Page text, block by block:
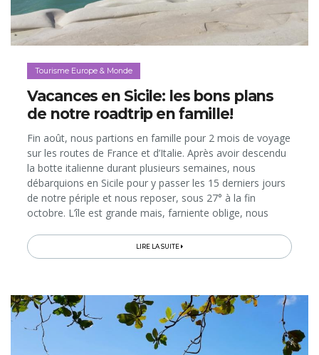
Tourisme Europe & Monde
Vacances en Sicile: les bons plans
de notre roadtrip en famille!
Fin août, nous partions en famille pour 2 mois de voyage
sur les routes de France et d’Italie. Après avoir descendu
la botte italienne durant plusieurs semaines, nous
débarquions en Sicile pour y passer les 15 derniers jours
de notre périple et nous reposer, sous 27° à la fin
octobre. L’île est grande mais, farniente oblige, nous
étape dans la superbe ville baroque de Syracuse, nous
posions ainsi nos valises, pour la dernière fois, dans la
touristes visitent en premier, si ce n’est pour sa Vallée
des Temples. Et pourtant, nous y avons trouvé notre
petit coin de paradis…
LIRE LA SUITE